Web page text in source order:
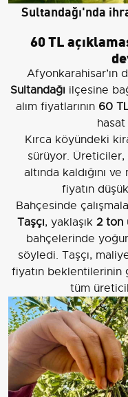
Sultandağı'nda
60 TL
Afyonkarahisar’ın
Sultandağı ilçesine
alım fiyatlarının 60
hasat
Kırca köyündeki
sürüyor. Üreticiler,
altında kaldığını
fiyatın
Bahçesinde
Taşçı, yaklaşık 2 ton
bahçelerinde
söyledi. Taşçı,
fiyatın beklentilerinin
tüm